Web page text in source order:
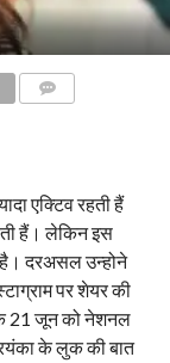
एक्टिव रहती हैं
हैं। लेकिन इस
दरअसल उन्होने
पर शेयर की
21 जून को नेशनल
के लुक की बात